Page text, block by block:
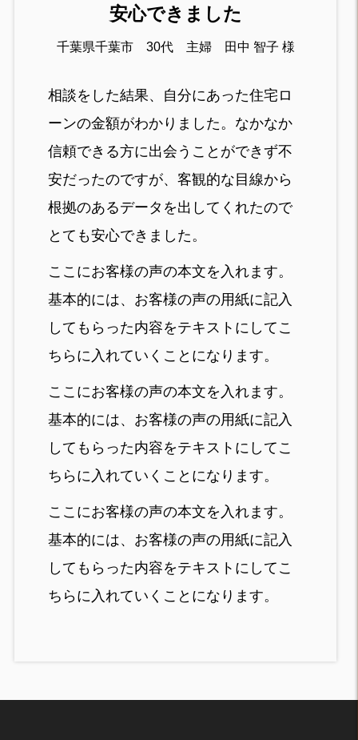
安心できました
千葉県千葉市 30代 主婦 田中 智子 様
相談をした結果、自分にあった住宅ロ
ーンの金額がわかりました。なかなか
信頼できる方に出会うことができず不
安だったのですが、客観的な目線から
根拠のあるデータを出してくれたので
とても安心できました。
ここにお客様の声の本文を入れます。
基本的には、お客様の声の用紙に記入
してもらった内容をテキストにしてこ
ちらに入れていくことになります。
ここにお客様の声の本文を入れます。
基本的には、お客様の声の用紙に記入
してもらった内容をテキストにしてこ
ちらに入れていくことになります。
ここにお客様の声の本文を入れます。
基本的には、お客様の声の用紙に記入
してもらった内容をテキストにしてこ
ちらに入れていくことになります。